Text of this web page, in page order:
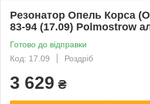
Резонатор Опель Корса
83-94 (17.09) Polmostrow
Готово до відправки
Код: 17.09
Роздріб
3 629 ₴